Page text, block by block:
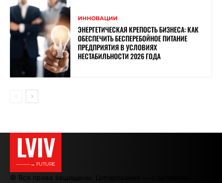
ИННОВАЦИИ
ЭНЕРГЕТИЧЕСКАЯ КРЕПОСТЬ БИЗНЕСА: КАК
ОБЕСПЕЧИТЬ БЕСПЕРЕБОЙНОЕ ПИТАНИЕ
ПРЕДПРИЯТИЯ В УСЛОВИЯХ
НЕСТАБИЛЬНОСТИ 2026 ГОДА
LVIV
———→ FUTURE
© Все права защищены. Цитирование — с активной